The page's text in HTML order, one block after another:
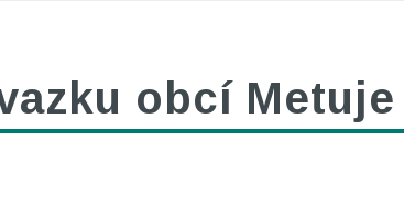
obcí Metuje